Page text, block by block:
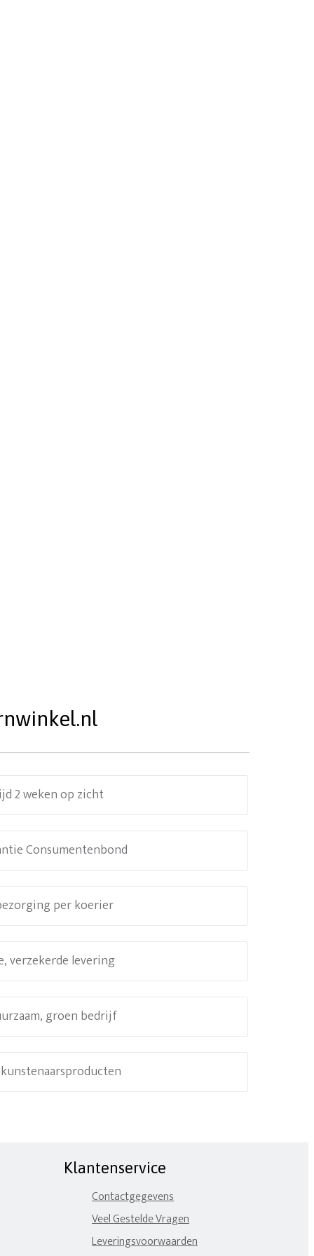
2 weken op zicht
Consumentenbond
per koerier
verzekerde levering
groen bedrijf
Klantenservice
Contactgegevens
Veel Gestelde Vragen
Leveringsvoorwaarden